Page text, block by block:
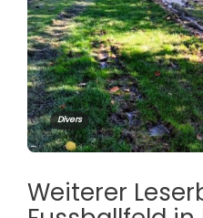
Divers
Weiterer